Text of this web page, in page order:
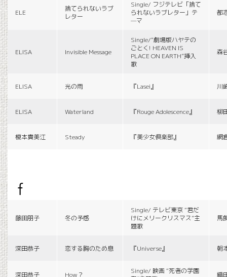
ELE
捨てられないラブ
レター
Single/ フジテレビ「捨て
られないラブレター」テ
—マ
都
ELISA Invisible Message
Single/“劇場版ハヤテの
ごとく! HEAVEN IS
PLACE ON EARTH”挿入
歌
森
ELISA 光の雨 『Lasei』 川
ELISA Waterland 『Rouge Adolescence』 柳
榎本貴美江 Steady 『美少女倶楽部』 網
f
藤田朋子 冬の予感
Single/ テレビ東京 “君だ
けにメリークリスマス”主
題歌
馬
深田恭子 恋する胸のため息 『Universe』 朝
深田恭子 How？
Single/ 映画 “死者の学園
織